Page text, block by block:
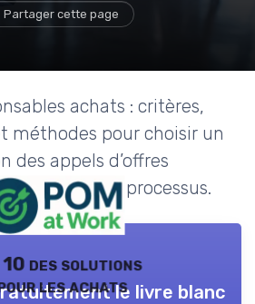
Partager cette page
achats : critères,
méthodes pour choisir un
des appels d’offres
vos processus.
10 des solutions
les achatsle livre blanc